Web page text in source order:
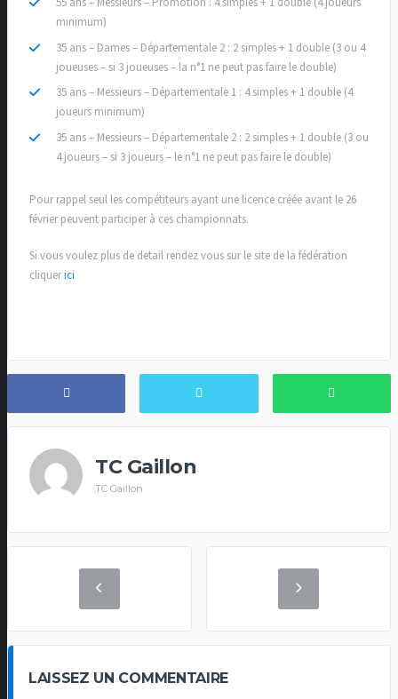
minimum)
35 ans – Dames – Départementale 2 : 2 simples + 1 double (3 ou 4
joueuses – si 3 joueuses – la n°1 ne peut pas faire le double)
35 ans – Messieurs – Départementale 1 : 4 simples + 1 double (4
joueurs minimum)
35 ans – Messieurs – Départementale 2 : 2 simples + 1 double (3 ou
4 joueurs – si 3 joueurs – le n°1 ne peut pas faire le double)
Pour rappel seul les compétiteurs ayant une licence créée avant le 26
février peuvent participer à ces championnats.
Si vous voulez plus de detail rendez vous sur le site de la fédération
cliquerici
TC Gaillon
TC Gaillon
LAISSEZ UN COMMENTAIRE